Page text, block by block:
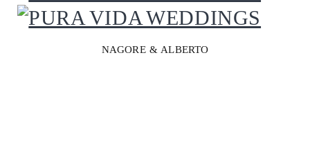
NAGORE & ALBERTO